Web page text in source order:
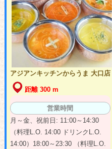
アジアンキッチンからうま 大口店
距離 300 m
営業時間
月～金、祝前日: 11:00～14:30
（料理L.O. 14:00 ドリンクL.O.
14:00）18:00～23:30 （料理L.O.